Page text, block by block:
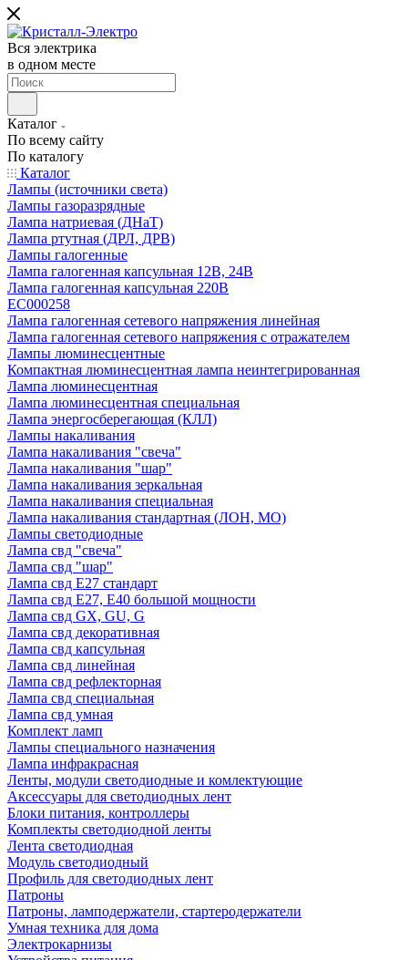
Вся электрика
в одном месте
Каталог
По всему сайту
По каталогу
Каталог
Лампы (источники света)
Лампы газоразрядные
Лампа натриевая (ДНаТ)
Лампа ртутная (ДРЛ, ДРВ)
Лампы галогенные
Лампа галогенная капсульная 12В, 24В
Лампа галогенная капсульная 220В
EC000258
Лампа галогенная сетевого напряжения линейная
Лампа галогенная сетевого напряжения с отражателем
Лампы люминесцентные
Компактная люминесцентная лампа неинтегрированная
Лампа люминесцентная
Лампа люминесцентная специальная
Лампа энергосберегающая (КЛЛ)
Лампы накаливания
Лампа накаливания "свеча"
Лампа накаливания "шар"
Лампа накаливания зеркальная
Лампа накаливания специальная
Лампа накаливания стандартная (ЛОН, МО)
Лампы светодиодные
Лампа свд "свеча"
Лампа свд "шар"
Лампа свд E27 стандарт
Лампа свд E27, Е40 большой мощности
Лампа свд GX, GU, G
Лампа свд декоративная
Лампа свд капсульная
Лампа свд линейная
Лампа свд рефлекторная
Лампа свд специальная
Лампа свд умная
Комплект ламп
Лампы специального назначения
Лампа инфракрасная
Ленты, модули светодиодные и комлектующие
Аксессуары для светодиодных лент
Блоки питания, контроллеры
Комплекты светодиодной ленты
Лента светодиодная
Модуль светодиодный
Профиль для светодиодных лент
Патроны
Патроны, ламподержатели, стартеродержатели
Умная техника для дома
Электрокарнизы